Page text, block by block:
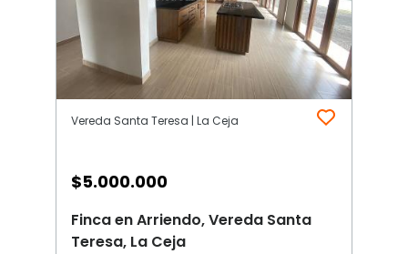
Vereda Santa Teresa | La Ceja
$5.000.000
Finca en Arriendo, Vereda Santa
Teresa, La Ceja